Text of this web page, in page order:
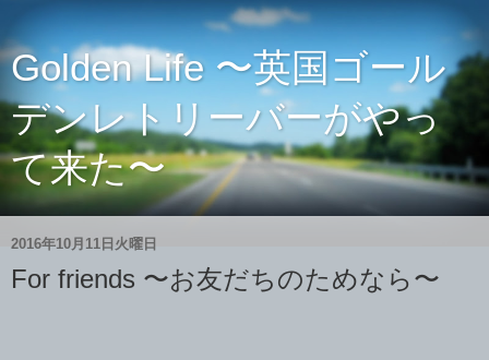
Golden Life 〜英国ゴール
デンレトリーバーがやっ
て来た〜
2016年10月11日火曜日
For friends 〜お友だちのためなら〜